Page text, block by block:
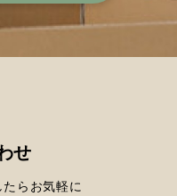
せ
らお気軽に